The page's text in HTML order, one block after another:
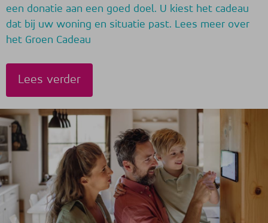
een donatie aan een goed doel. U kiest het cadeau
dat bij uw woning en situatie past. Lees meer over
het Groen Cadeau
Lees verder